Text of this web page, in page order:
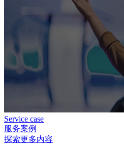
Service case
服务案例
探索更多内容